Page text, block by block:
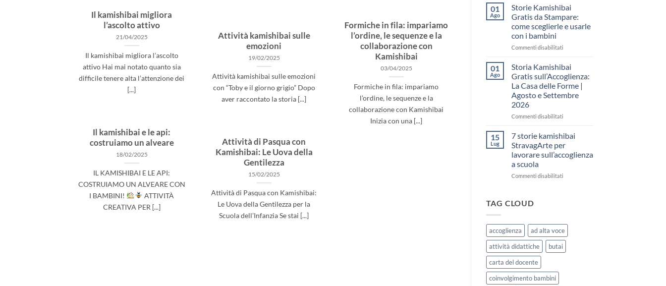
Il kamishibai migliora
l’ascolto attivo
21/04/2025
Il kamishibai migliora l’ascolto
attivo Hai mai notato quanto sia
difficile tenere alta l’attenzione dei
[...]
Formiche in fila: impariamo
l’ordine, le sequenze e la
collaborazione con
Kamishibai
03/04/2025
Formiche in fila: impariamo
l’ordine, le sequenze e la
collaborazione con Kamishibai
Inizia con una [...]
Attività kamishibai sulle
emozioni
19/02/2025
Attività kamishibai sulle emozioni
con “Toby e il giorno grigio” Dopo
aver raccontato la storia [...]
Il kamishibai e le api:
costruiamo un alveare
18/02/2025
IL KAMISHIBAI E LE API:
COSTRUIAMO UN ALVEARE CON
I BAMBINI!
ATTIVITÀ
CREATIVA PER [...]
Attività di Pasqua con
Kamishibai: Le Uova della
Gentilezza
15/02/2025
Attività di Pasqua con Kamishibai:
Le Uova della Gentilezza per la
Scuola dell’Infanzia Se stai [...]
senza
fare
una
Kamishibai
Gratis
per
la
dell’Accoglienza:
di
Attività
01
Ago
Storie Kamishibai
Gratis da Stampare:
come sceglierle e usarle
con i bambini
Commenti disabilitatisu
Kamishibai
Gratis
da
Stampare:
come
e
i
bambini
01
Ago
Storia Kamishibai
Gratis sull’Accoglienza:
La Casa delle Forme |
Agosto e Settembre
2026
Commenti disabilitatisu
Kamishibai
Gratis
sull’Accoglienza:
La
delle
2026
15
Lug
7 storie kamishibai
StravagArte per
lavorare sull’accoglienza
a scuola
Commenti disabilitatisu
lavorare
sull’accoglienza
a
scuola
TAG CLOUD
accoglienza
ad alta voce
attività didattiche
butai
carta del docente
coinvolgimento bambini